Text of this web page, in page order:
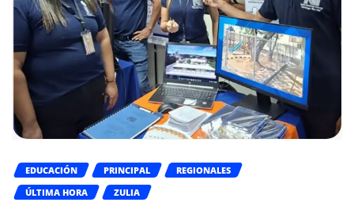
EDUCACIÓN PRINCIPAL
REGIONALES
ÚLTIMA HORA
ZULIA